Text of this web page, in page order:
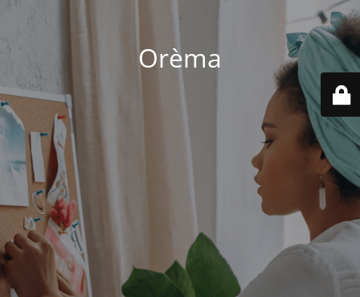
Orèma